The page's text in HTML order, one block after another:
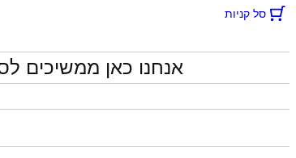
סל קניות
אנחנו כאן ממשיכים